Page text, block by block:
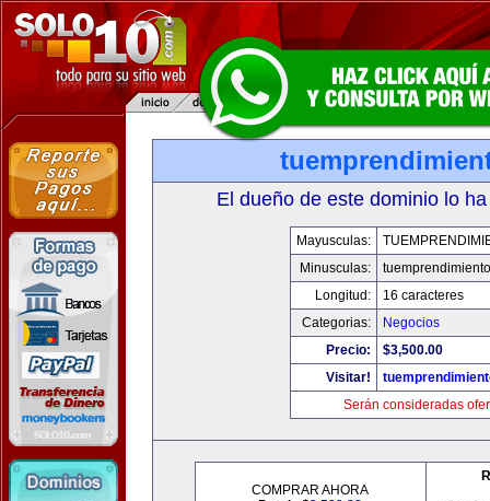
El dueño de este dominio lo
Mayusculas:
Minusculas:
Longitud:
16 caracteres
Categorias:
Negocios
Precio:
$3,500.00
Visitar!
Serán consideradas
COMPRAR AHORA